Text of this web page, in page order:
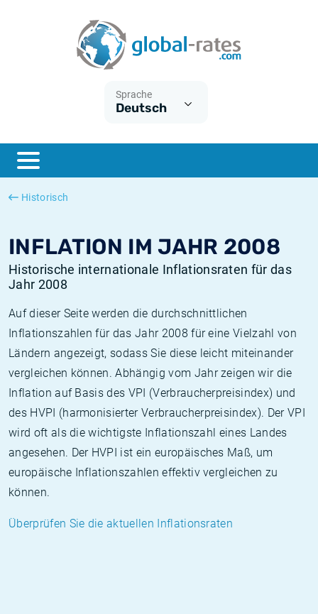
Sprache
Deutsch
Historisch
INFLATION IM JAHR 2008
Historische internationale Inflationsraten für das
Jahr 2008
Auf dieser Seite werden die durchschnittlichen
Inflationszahlen für das Jahr 2008 für eine Vielzahl von
Ländern angezeigt, sodass Sie diese leicht miteinander
vergleichen können. Abhängig vom Jahr zeigen wir die
Inflation auf Basis des VPI (Verbraucherpreisindex) und
des HVPI (harmonisierter Verbraucherpreisindex). Der VPI
wird oft als die wichtigste Inflationszahl eines Landes
angesehen. Der HVPI ist ein europäisches Maß, um
europäische Inflationszahlen effektiv vergleichen zu
können.
Überprüfen Sie die aktuellen Inflationsraten
ESTER
SONIA
Was ist die VPI-Inflation?
Was ist die HVPI-Inflation?
Deutsche inflation
Europäische inflation
Historische Euribor-Sätze
Historische ESTER-Sätze
Historische SOFR-Sätze
Historische SONIA-Sätze
Inflationsrechner